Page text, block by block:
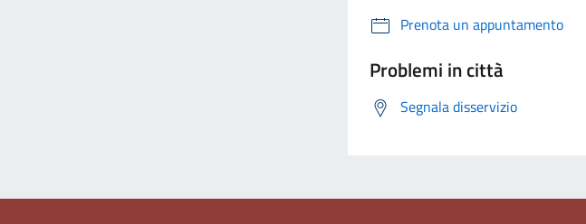
Prenota un appuntamento
Problemi in città
Segnala disservizio